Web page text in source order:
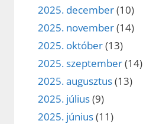
2025. december(10)
2025. november(14)
2025. október(13)
2025. szeptember(14)
2025. augusztus(13)
2025. július(9)
2025. június(11)